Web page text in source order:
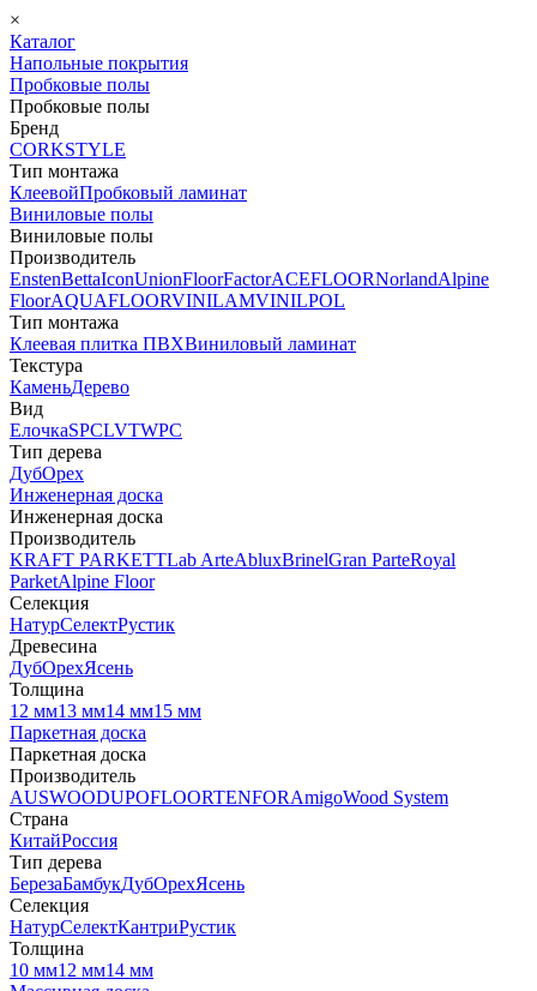
×
Каталог
Напольные покрытия
Пробковые полы
Пробковые полы
Бренд
CORKSTYLE
Тип монтажа
КлеевойПробковый ламинат
Виниловые полы
Виниловые полы
Производитель
EnstenBettaIconUnionFloorFactorACEFLOORNorlandAlpine
FloorAQUAFLOORVINILAMVINILPOL
Тип монтажа
Клеевая плитка ПВХВиниловый ламинат
Текстура
КаменьДерево
Вид
ЕлочкаSPCLVTWPC
Тип дерева
ДубОрех
Инженерная доска
Инженерная доска
Производитель
KRAFT PARKETTLab ArteAbluxBrinelGran ParteRoyal
ParketAlpine Floor
Селекция
НатурСелектРустик
Древесина
ДубОрехЯсень
Толщина
12 мм13 мм14 мм15 мм
Паркетная доска
Паркетная доска
Производитель
AUSWOODUPOFLOORTENFORAmigoWood System
Страна
КитайРоссия
Тип дерева
БерезаБамбукДубОрехЯсень
Селекция
НатурСелектКантриРустик
Толщина
10 мм12 мм14 мм